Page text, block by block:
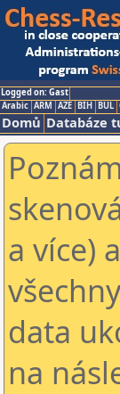
Logged on: Gast
Arabic ARM AZE BIH BUL
Domů Databáze
a více)
data
na